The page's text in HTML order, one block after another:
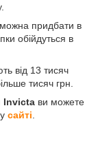
можна придбати в
обійдуться в
від 13 тисяч
тисяч грн.
Invicta ви можете
сайті